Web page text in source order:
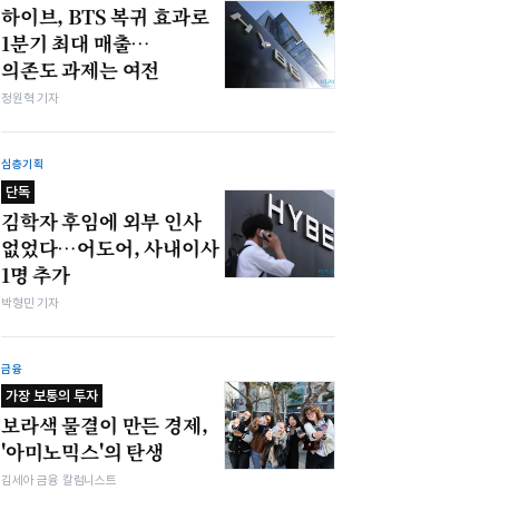
하이브, BTS 복귀 효과로
1분기 최대 매출…
의존도 과제는 여전
정원혁 기자
심층기획
단독
김학자 후임에 외부 인사
없었다…어도어, 사내이사
1명 추가
박형민 기자
금융
가장 보통의 투자
보라색 물결이 만든 경제,
'아미노믹스'의 탄생
김세아 금융 칼럼니스트